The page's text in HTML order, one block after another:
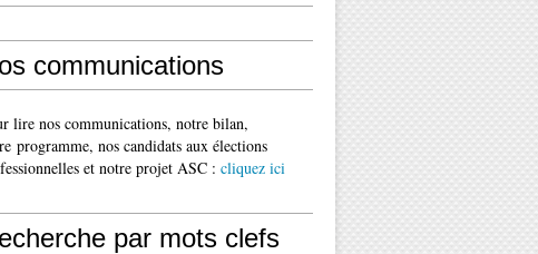
communications
lire nos communications, notre bilan,
programme, nos candidats aux élections
et notre projet ASC : cliquez ici
par mots clefs